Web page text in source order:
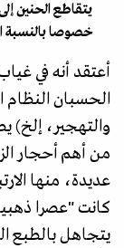
يتقاطع الحنين
خصوصا بالنسبة
أعتقد أنه في
الحسبان النظام
والتهجير،
من أهم أحجار
عديدة، منها
كانت "عصرا
يتجاهل بالطبع